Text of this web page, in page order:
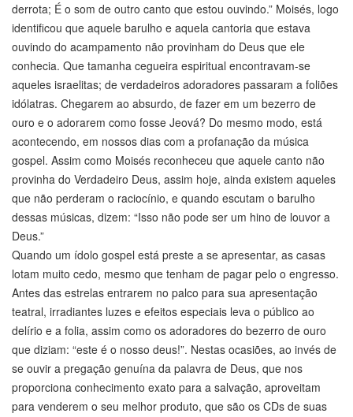
derrota; É o som de outro canto que estou ouvindo.” Moisés, logo
identificou que aquele barulho e aquela cantoria que estava
ouvindo do acampamento não provinham do Deus que ele
conhecia. Que tamanha cegueira espiritual encontravam-se
aqueles israelitas; de verdadeiros adoradores passaram a foliões
idólatras. Chegarem ao absurdo, de fazer em um bezerro de
ouro e o adorarem como fosse Jeová? Do mesmo modo, está
acontecendo, em nossos dias com a profanação da música
gospel. Assim como Moisés reconheceu que aquele canto não
provinha do Verdadeiro Deus, assim hoje, ainda existem aqueles
que não perderam o raciocínio, e quando escutam o barulho
dessas músicas, dizem: “Isso não pode ser um hino de louvor a
Deus.”
Quando um ídolo gospel está preste a se apresentar, as casas
lotam muito cedo, mesmo que tenham de pagar pelo o engresso.
Antes das estrelas entrarem no palco para sua apresentação
teatral, irradiantes luzes e efeitos especiais leva o público ao
delírio e a folia, assim como os adoradores do bezerro de ouro
que diziam: “este é o nosso deus!”. Nestas ocasiões, ao invés de
se ouvir a pregação genuína da palavra de Deus, que nos
proporciona conhecimento exato para a salvação, aproveitam
para venderem o seu melhor produto, que são os CDs de suas